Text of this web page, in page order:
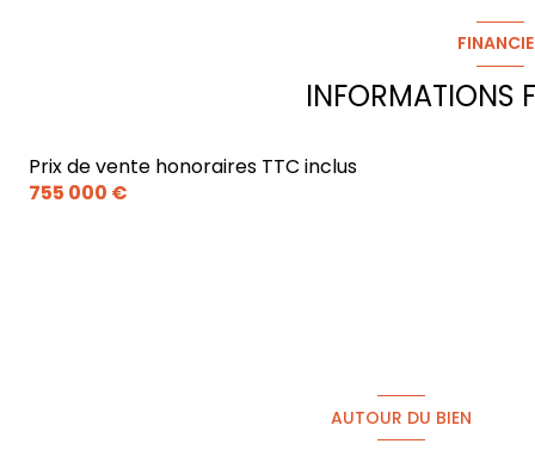
accès handicapé
INFORMATIONS
Prix de vente honoraires TTC inclus
755 000 €
AUTOUR DU BIEN